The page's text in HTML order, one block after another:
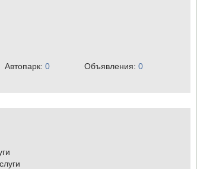
Автопарк: 0 Объявления: 0